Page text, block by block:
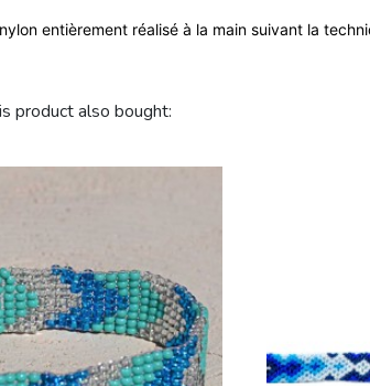
entièrement réalisé à la main suivant la
product also bought: